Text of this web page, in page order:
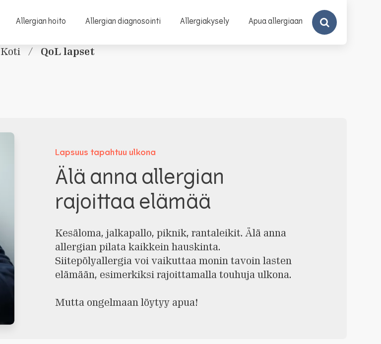
Allergian hoito Allergian diagnosointi Allergiakysely Apua allergiaan
Koti / QoL lapset
Lapsuus tapahtuu ulkona
Älä anna allergian
rajoittaa elämää
Kesäloma, jalkapallo, piknik, rantaleikit. Älä anna
allergian pilata kaikkein hauskinta.
Siitepölyallergia voi vaikuttaa monin tavoin lasten
elämään, esimerkiksi rajoittamalla touhuja ulkona.
Mutta ongelmaan löytyy apua!